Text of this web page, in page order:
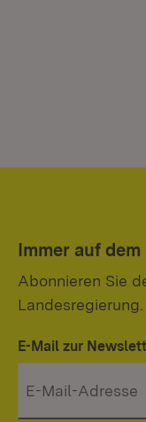
Immer auf
Abonnieren Sie
Landesregierung.
E-Mail zur